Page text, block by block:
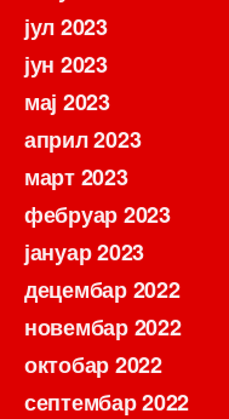
јул 2023
јун 2023
мај 2023
април 2023
март 2023
фебруар 2023
јануар 2023
децембар 2022
новембар 2022
октобар 2022
септембар 2022